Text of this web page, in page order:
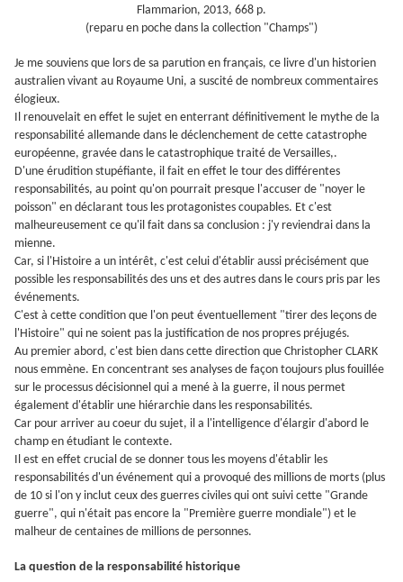
Flammarion, 2013, 668 p.
(reparu en poche dans la collection "Champs")
Je me souviens que lors de sa parution en français, ce livre d'un historien
australien vivant au Royaume Uni, a suscité de nombreux commentaires
élogieux.
Il renouvelait en effet le sujet en enterrant définitivement le mythe de la
responsabilité allemande dans le déclenchement de cette catastrophe
européenne, gravée dans le catastrophique traité de Versailles,.
D'une érudition stupéfiante, il fait en effet le tour des différentes
responsabilités, au point qu'on pourrait presque l'accuser de "noyer le
poisson" en déclarant tous les protagonistes coupables. Et c'est
malheureusement ce qu'il fait dans sa conclusion : j'y reviendrai dans la
mienne.
Car, si l'Histoire a un intérêt, c'est celui d'établir aussi précisément que
possible les responsabilités des uns et des autres dans le cours pris par les
événements.
C'est à cette condition que l'on peut éventuellement "tirer des leçons de
l'Histoire" qui ne soient pas la justification de nos propres préjugés.
Au premier abord, c'est bien dans cette direction que Christopher CLARK
nous emmène. En concentrant ses analyses de façon toujours plus fouillée
sur le processus décisionnel qui a mené à la guerre, il nous permet
également d'établir une hiérarchie dans les responsabilités.
Car pour arriver au coeur du sujet, il a l'intelligence d'élargir d'abord le
champ en étudiant le contexte.
Il est en effet crucial de se donner tous les moyens d'établir les
responsabilités d'un événement qui a provoqué des millions de morts (plus
de 10 si l'on y inclut ceux des guerres civiles qui ont suivi cette "Grande
guerre", qui n'était pas encore la "Première guerre mondiale") et le
malheur de centaines de millions de personnes.
La question de la responsabilité historique